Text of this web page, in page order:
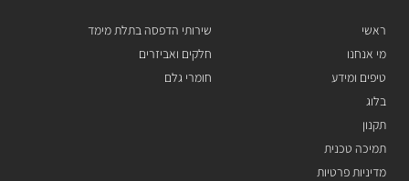
ראשי
מי אנחנו
טיפים ומידע
בלוג
תקנון
תמיכה טכנית
מדיניות פרטיות
שירותי הדפסה בתלת מימד
חלקים ואביזרים
חומרי גלם